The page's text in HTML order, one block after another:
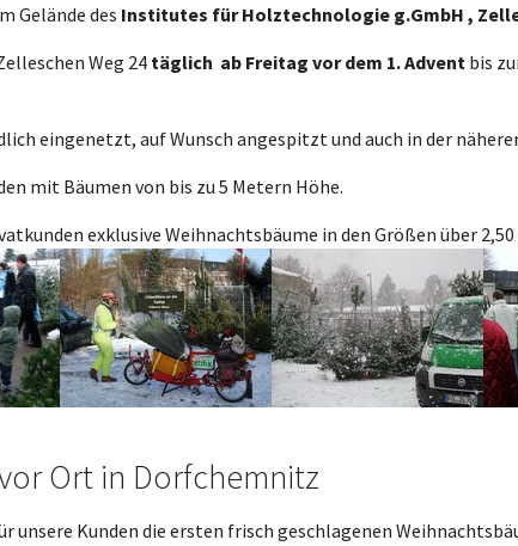
Show larger version Show larger version
Gelände des Institutes für Holztechnologie g.GmbH ,
Weg 24 täglich ab Freitag vor dem 1. Advent bis
eingenetzt, auf Wunsch angespitzt und auch in der
mit Bäumen von bis zu 5 Metern Höhe.
exklusive Weihnachtsbäume in den Größen über
Ort in Dorfchemnitz
unsere Kunden die ersten frisch geschlagenen